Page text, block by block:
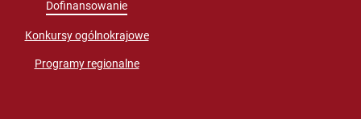
Dofinansowanie
Konkursy ogólnokrajowe
Programy regionalne